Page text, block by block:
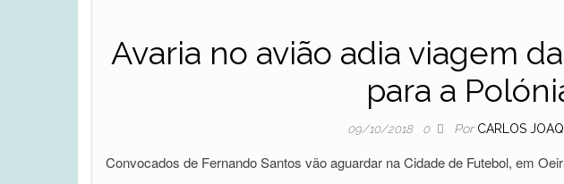
Avaria no avião adia viagem
para a
09/10/2018 0 Por CARLOS
Convocados de Fernando Santos vão aguardar na Cidade de Futebol, em